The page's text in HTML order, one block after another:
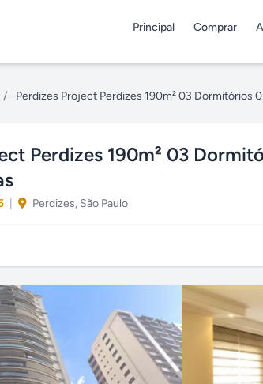
Principal Comprar
/ Perdizes Project Perdizes 190m² 03 Dormitórios
Perdizes 190m² 03
Perdizes, São Paulo